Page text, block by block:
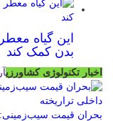
این گیاه
بدن کمک کند
اخبار تکنولوژی کشاورزی
بحران قیمت سیب‌زمینی: